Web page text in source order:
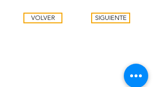
VOLVER SIGUIENTE